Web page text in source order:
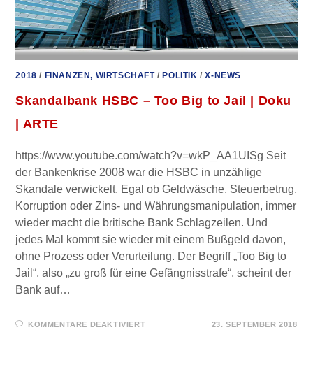
2018 / FINANZEN, WIRTSCHAFT/POLITIK /X-NEWS
Skandalbank HSBC – Too Big to Jail | Doku
| ARTE
https://www.youtube.com/watch?v=wkP_AA1UISg Seit
der Bankenkrise 2008 war die HSBC in unzählige
Skandale verwickelt. Egal ob Geldwäsche, Steuerbetrug,
Korruption oder Zins- und Währungsmanipulation, immer
wieder macht die britische Bank Schlagzeilen. Und
jedes Mal kommt sie wieder mit einem Bußgeld davon,
ohne Prozess oder Verurteilung. Der Begriff „Too Big to
Jail“, also „zu groß für eine Gefängnisstrafe“, scheint der
Bank auf…
KOMMENTARE DEAKTIVIERTFÜR
23. SEPTEMBER 2018